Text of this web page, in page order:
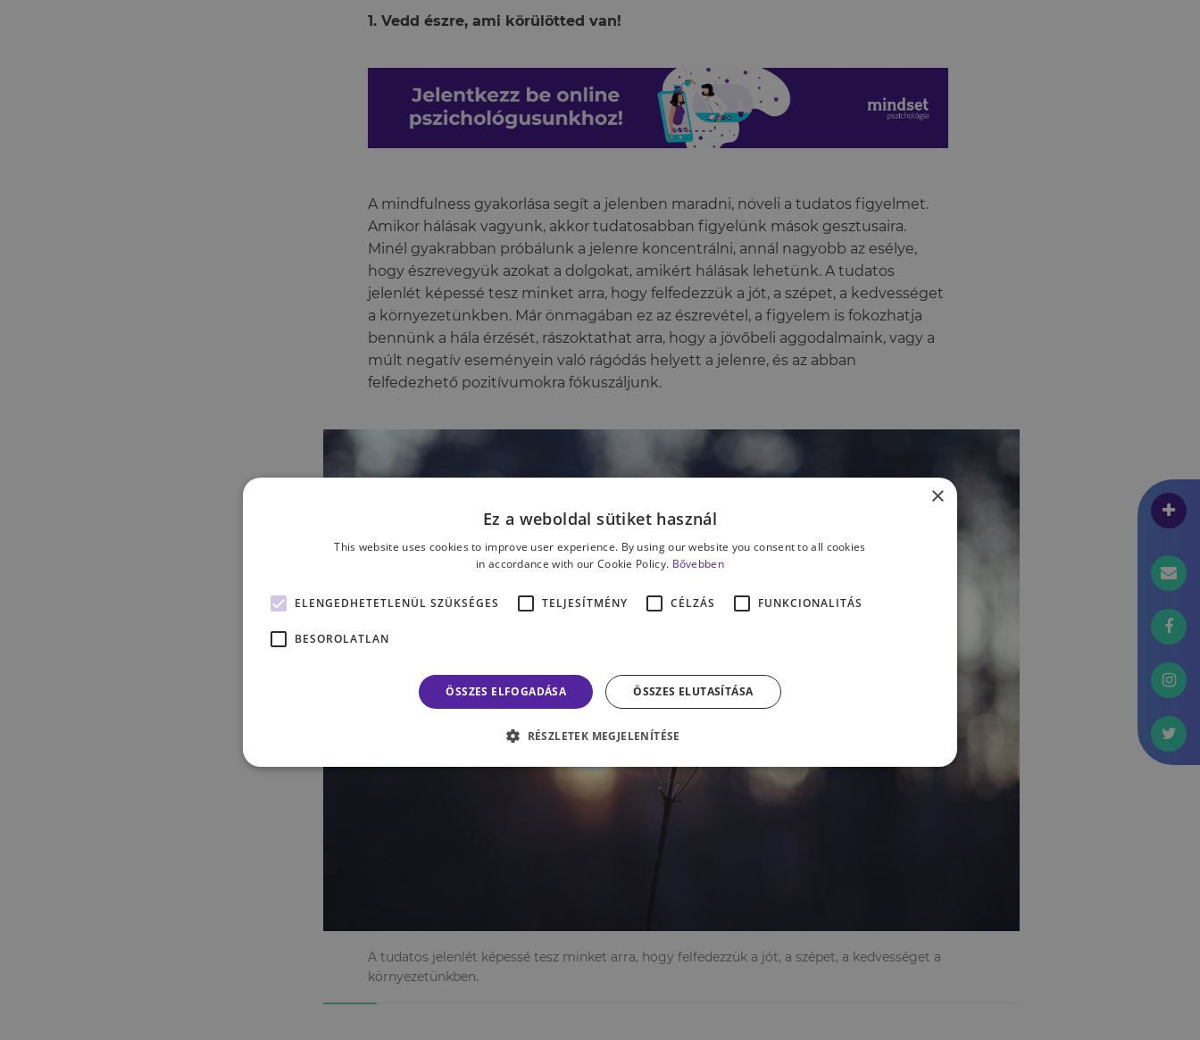
1. Vedd észre, ami körülötted van!
A mindfulness gyakorlása segít a jelenben maradni, növeli a tudatos figyelmet.
Amikor hálásak vagyunk, akkor tudatosabban figyelünk mások gesztusaira.
Minél gyakrabban próbálunk a jelenre koncentrálni, annál nagyobb az esélye,
hogy észrevegyük azokat a dolgokat, amikért hálásak lehetünk. A tudatos
jelenlét képessé tesz minket arra, hogy felfedezzük a jót, a szépet, a kedvességet
a környezetünkben. Már önmagában ez az észrevétel, a figyelem is fokozhatja
bennünk a hála érzését, rászoktathat arra, hogy a jövőbeli aggodalmaink, vagy a
múlt negatív eseményein való rágódás helyett a jelenre, és az abban
felfedezhető pozitívumokra fókuszáljunk.
A tudatos jelenlét képessé tesz minket arra, hogy felfedezzük a jót, a szépet, a kedvességet a
környezetünkben.
×
Ez a weboldal sütiket használ
This website uses cookies to improve user experience. By using our website you consent to all cookies
in accordance with our Cookie Policy. Bővebben
ELENGEDHETETLENÜL SZÜKSÉGES TELJESÍTMÉNY CÉLZÁS FUNKCIONALITÁS
BESOROLATLAN
ÖSSZES ELFOGADÁSA ÖSSZES ELUTASÍTÁSA
RÉSZLETEK MEGJELENÍTÉSE